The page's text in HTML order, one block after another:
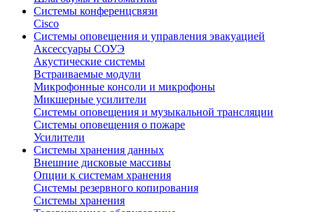
Системы конференцсвязи
Cisco
Системы оповещения и управления эвакуацией
Аксессуары СОУЭ
Акустические системы
Встраиваемые модули
Микрофонные консоли и микрофоны
Микшерные усилители
Системы оповещения и музыкальной трансляции
Системы оповещения о пожаре
Усилители
Системы хранения данных
Внешние дисковые массивы
Опции к системам хранения
Системы резервного копирования
Системы хранения